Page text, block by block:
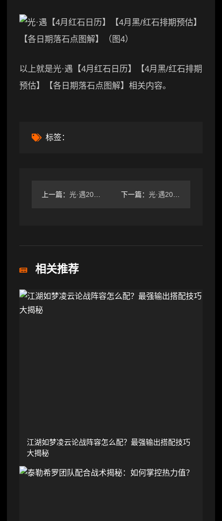
以上就是光·遇【4月红石日历】【4月黑/红石排期
预估】【各日期落石点图解】相关内容。
标签：
上一篇： 光·遇2024.4月红石表黑石表 下一篇： 光·遇2024.1月红石位置掉落时间
相关推荐
江湖如梦凌云论战阵容怎么配？最强输出搭配技巧
大揭秘